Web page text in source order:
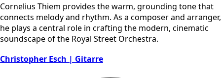
Cornelius Thiem provides the warm, grounding tone that
connects melody and rhythm. As a composer and arranger,
he plays a central role in crafting the modern, cinematic
soundscape of the Royal Street Orchestra.
Christopher Esch | Gitarre